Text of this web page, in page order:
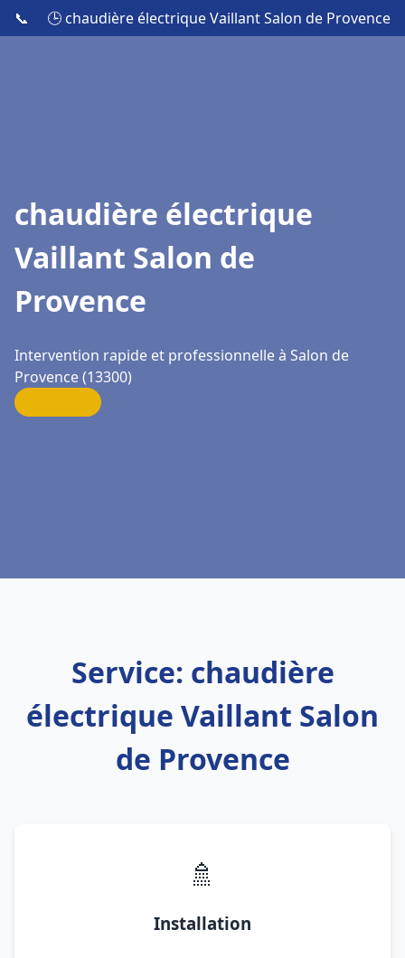
📞 🕒 chaudière électrique Vaillant Salon de Provence
chaudière électrique
Vaillant Salon de
Provence
Intervention rapide et professionnelle à Salon de
Provence (13300)
Service: chaudière
électrique Vaillant Salon
de Provence
🚿
Installation